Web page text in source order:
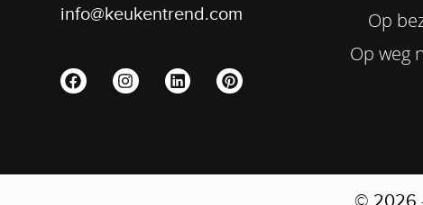
info@keukentrend.com
Op
Op weg